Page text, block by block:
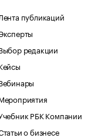
публикаций
редакции
РБК Компании
о бизнесе